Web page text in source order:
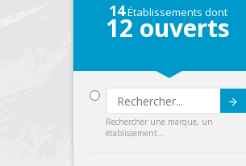
14Établissements dont
12 ouverts
Submit
Rechercher une marque, un
établissement...